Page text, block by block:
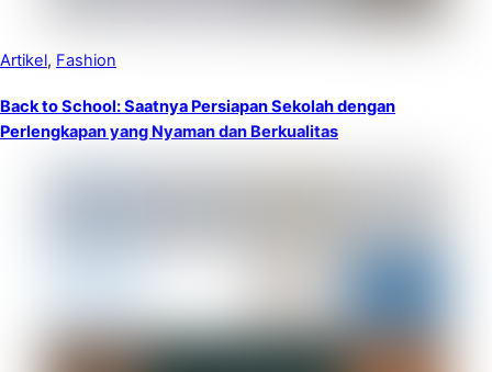
Artikel, Fashion
Back to School: Saatnya Persiapan Sekolah dengan
Perlengkapan yang Nyaman dan Berkualitas